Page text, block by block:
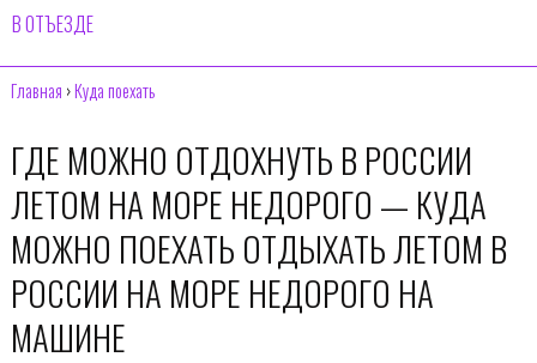
В ОТЪЕЗДЕ
Главная ›Куда поехать
ГДЕ МОЖНО ОТДОХНУТЬ В РОССИИ
ЛЕТОМ НА МОРЕ НЕДОРОГО — КУДА
МОЖНО ПОЕХАТЬ ОТДЫХАТЬ ЛЕТОМ В
РОССИИ НА МОРЕ НЕДОРОГО НА
МАШИНЕ